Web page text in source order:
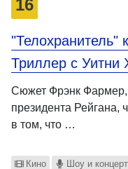
16
"Телохранитель"
Триллер с Уитни
Сюжет Фрэнк Фармер,
президента Рейгана,
в том, что …
Кино Шоу и